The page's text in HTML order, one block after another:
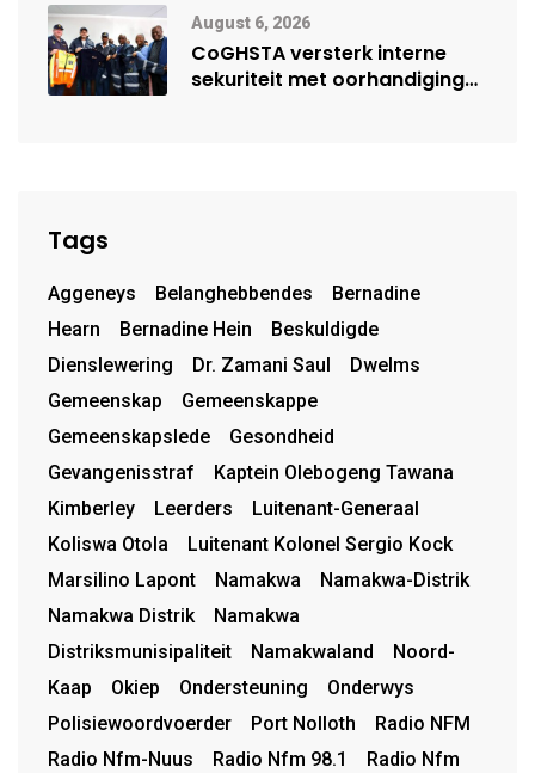
August 6, 2026
CoGHSTA versterk interne
sekuriteit met oorhandiging
Tags
Aggeneys Belanghebbendes
Bernadine
Hearn
Bernadine Hein
Beskuldigde
Dienslewering
Dr. Zamani Saul
Dwelms
Gemeenskap
Gemeenskappe
Gemeenskapslede
Gesondheid
Gevangenisstraf
Kaptein Olebogeng Tawana
Kimberley
Leerders
Luitenant-Generaal
Koliswa Otola
Luitenant Kolonel Sergio Kock
Marsilino Lapont
Namakwa
Namakwa-Distrik
Namakwa Distrik
Namakwa
Distriksmunisipaliteit
Namakwaland
Noord-
Kaap
Okiep Ondersteuning
Onderwys
Polisiewoordvoerder
Port Nolloth
Radio NFM
Radio Nfm-Nuus
Radio Nfm 98.1
Radio Nfm